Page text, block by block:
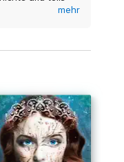
mehr